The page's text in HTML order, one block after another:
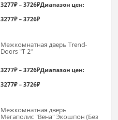
3277₽–3726₽Диапазон цен:
3277₽ – 3726₽
Межкомнатная дверь Trend-
Doоrs "Т-2"
3277₽–3726₽Диапазон цен:
3277₽ – 3726₽
Межкомнатная дверь
Мегаполис "Вена" Экошпон (Без